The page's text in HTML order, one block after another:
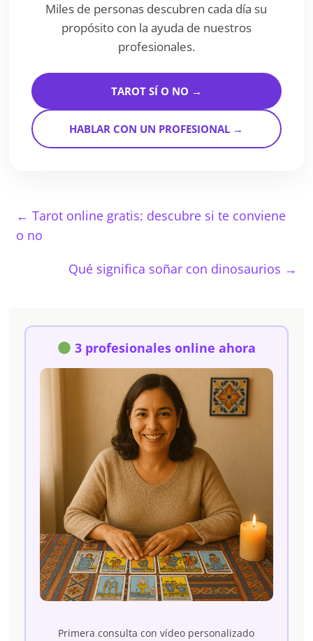
Miles de personas descubren cada día su
propósito con la ayuda de nuestros
profesionales.
TAROT SÍ O NO →
HABLAR CON UN PROFESIONAL →
← Tarot online gratis: descubre si te conviene
o no
Qué significa soñar con dinosaurios →
3 profesionales online ahora
Primera consulta con vídeo personalizado